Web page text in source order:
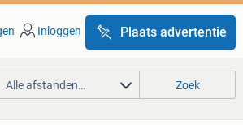
Inloggen Plaats advertentie
Alle afstanden… Zoek